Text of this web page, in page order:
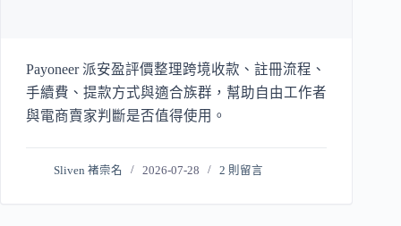
Payoneer 派安盈評價整理跨境收款、註冊流程、
手續費、提款方式與適合族群，幫助自由工作者
與電商賣家判斷是否值得使用。
Sliven 褚崇名 2026-07-28 2 則留言